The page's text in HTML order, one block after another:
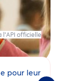
officielle
pour leur